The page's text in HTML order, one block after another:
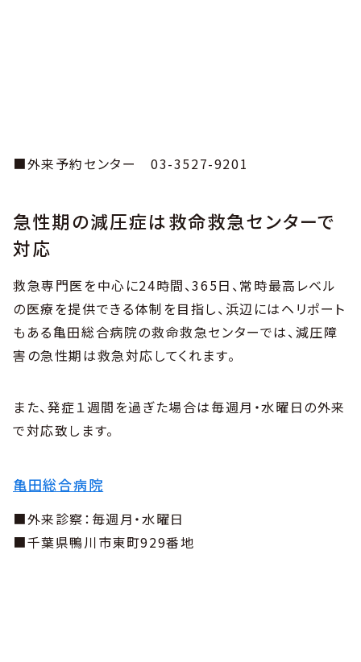
■外来予約センター 03-3527-9201
急性期の減圧症は救命救急センターで
対応
救急専門医を中心に24時間、365日、常時最高レベル
の医療を提供できる体制を目指し、浜辺にはヘリポート
もある亀田総合病院の救命救急センターでは、減圧障
害の急性期は救急対応してくれます。
また、発症１週間を過ぎた場合は毎週月・水曜日の外来
で対応致します。
亀田総合病院
■外来診察：毎週月・水曜日
■千葉県鴨川市東町929番地